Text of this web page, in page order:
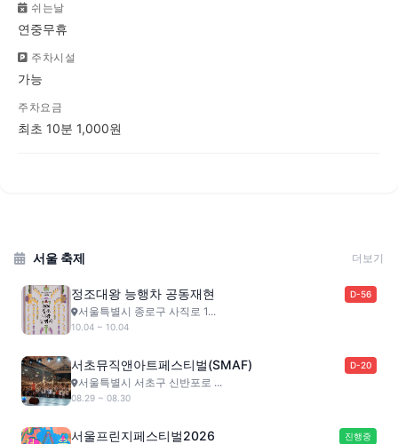
쉬는날
연중무휴
주차시설
가능
주차요금
최초 10분 1,000원
서울 축제 더보기
정조대왕 능행차 공동재현 D-56
서울특별시 종로구 사직로 1...
10.04 ~ 10.04
서초뮤직앤아트페스티벌(SMAF) D-20
서울특별시 서초구 신반포로 ...
08.29 ~ 08.30
서울프린지페스티벌2026 진행중